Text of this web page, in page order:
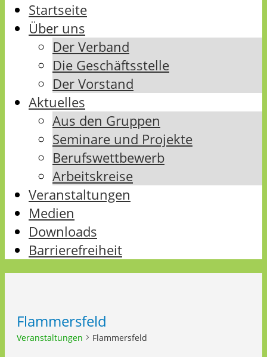
Startseite
Über uns
Der Verband
Die Geschäftsstelle
Der Vorstand
Aktuelles
Aus den Gruppen
Seminare und Projekte
Berufswettbewerb
Arbeitskreise
Veranstaltungen
Medien
Downloads
Barrierefreiheit
Flammersfeld
Veranstaltungen Flammersfeld